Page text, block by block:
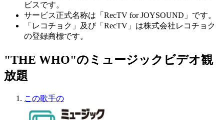
ビスです。
サービス正式名称は「RecTV for JOYSOUND」です。
「レコチョク」及び「RecTV」は株式会社レコチョク
の登録商標です。
"THE WHO"のミュージックビデオ観
放題
この歌手の